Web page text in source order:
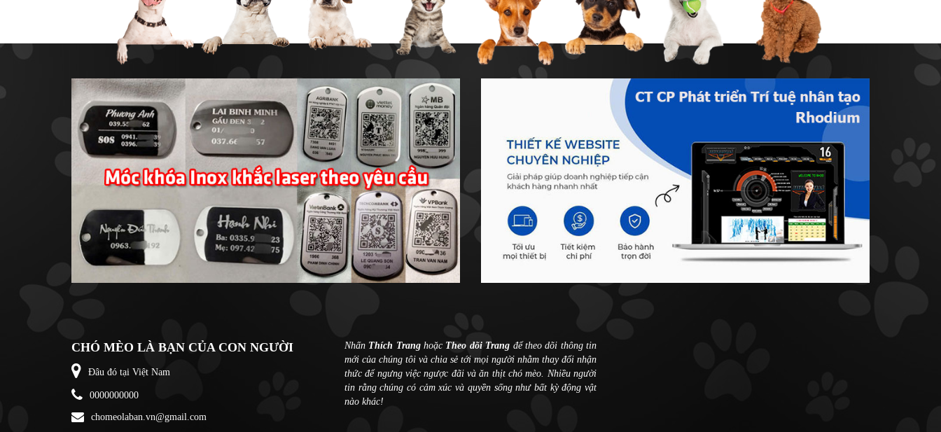
CHÓ MÈO LÀ BẠN CỦA CON NGƯỜI
Đâu đó tại Việt Nam
0000000000
chomeolaban.vn@gmail.com
Nhấn Thích Tranghoặc Theo dõi Trang để theo dõi thông tin
mới của chúng tôi và chia sẻ tới mọi người nhằm thay đổi nhận
thức để ngưng việc ngược đãi và ăn thịt chó mèo. Nhiều người
tin rằng chúng có cảm xúc và quyền sống như bất kỳ động vật
nào khác!